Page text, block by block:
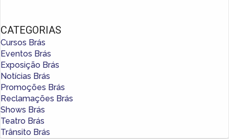
CATEGORIAS
Cursos Brás
Eventos Brás
Exposição Brás
Notícias Brás
Promoções Brás
Reclamações Brás
Shows Brás
Teatro Brás
Trânsito Brás